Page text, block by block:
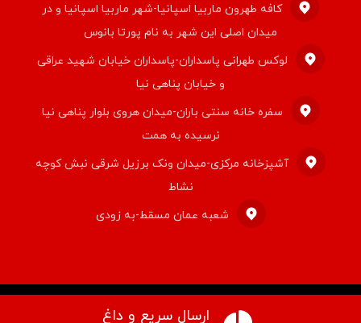
کافه طهرون ماربیا اسپانیا-شهر ماربیا اسپانیا و در
میدان اصلی این شهر به نام پورتا بانوس
لوکس طهرانی پاسداران-پاسداران خیابان شهید عراقی
و خیابان پناهی نیا
سفره خانه سنتی باران-میدان هروی بلوار پناهی نیا
نرسیده به همت
آشپزخانه مرکزی-میدان ونک برزیل شرقی نبش کوچه
نشاط
شعبه عمان مسقط-به زودی
ارسال سریع و داغ